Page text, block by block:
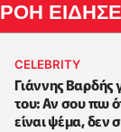
ΡΟΗ
CELEBRITY
Γιάννης Βαρδής
του: Αν σου πω
είναι ψέμα, δεν